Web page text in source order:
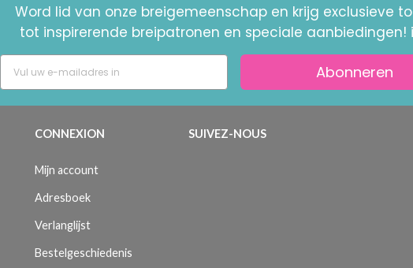
Word lid van onze breigemeenschap en krijg exclusieve
tot inspirerende breipatronen en speciale aanbiedingen!
Abonneren
CONNEXION
Mijn account
Adresboek
Verlanglijst
Bestelgeschiedenis
SUIVEZ-NOUS